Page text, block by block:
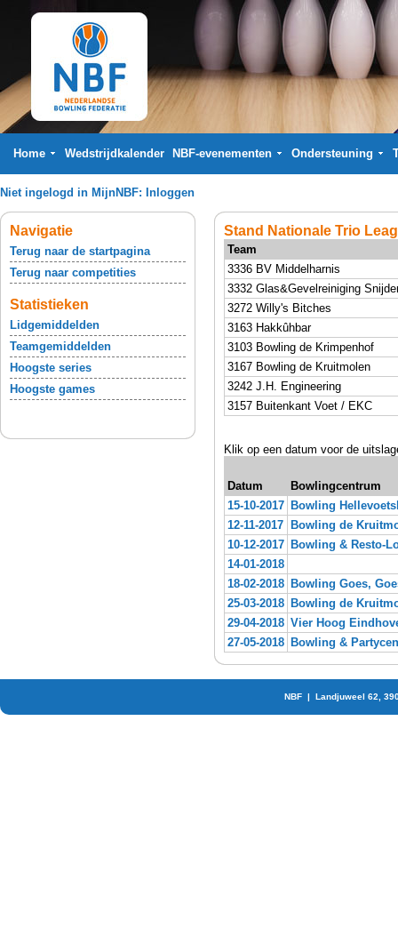
Home Wedstrijdkalender NBF-evenementen Ondersteuning
Niet ingelogd in MijnNBF: Inloggen
Navigatie
Terug naar de startpagina
Terug naar competities
Statistieken
Lidgemiddelden
Teamgemiddelden
Hoogste series
Hoogste games
Stand Nationale Trio
Team
3336 BV Middelharnis
3332 Glas&Gevelreiniging
3272 Willy's Bitches
3163 Hakkûhbar
3103 Bowling de Krimpenhof
3167 Bowling de Kruitmolen
3242 J.H. Engineering
3157 Buitenkant Voet / EKC
Klik op een datum voor de
Datum
Bowlingcentrum
15-10-2017 Bowling
12-11-2017
Bowling de
10-12-2017 Bowling & Resto-
14-01-2018
18-02-2018 Bowling Goes,
25-03-2018 Bowling de
29-04-2018 Vier Hoog
27-05-2018 Bowling &
NBF | Landjuweel 62,